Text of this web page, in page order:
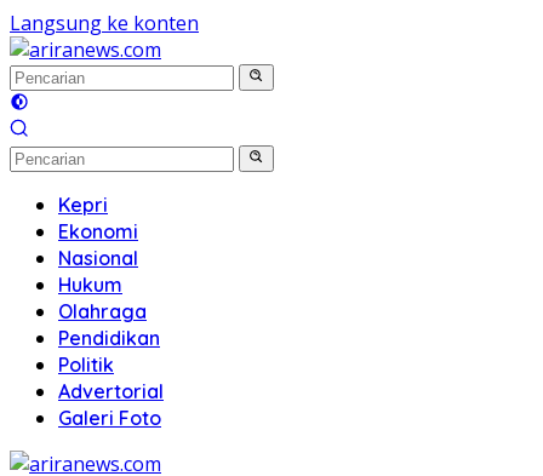
Langsung ke konten
Kepri
Ekonomi
Nasional
Hukum
Olahraga
Pendidikan
Politik
Advertorial
Galeri Foto